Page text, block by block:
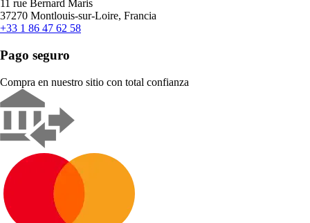
11 rue Bernard Maris
37270 Montlouis-sur-Loire, Francia
+33 1 86 47 62 58
Pago seguro
Compra en nuestro sitio con total confianza